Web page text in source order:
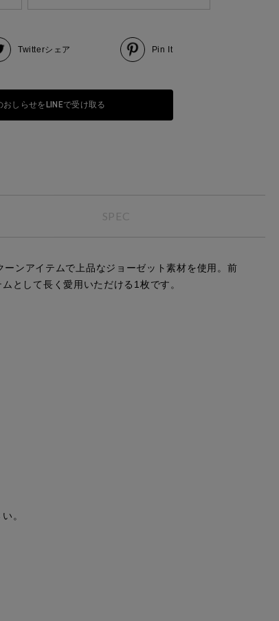
Twitterシェア Pin It
おしらせをLINEで受け取る
SPEC
ンアイテムで上品なジョーゼット素材を使用。前
として長く愛用いただける1枚です。
。